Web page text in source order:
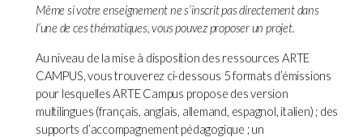
Même si votre enseignement ne s’inscrit pas directement dans
l’une de ces thématiques, vous pouvez proposer un projet.
Au niveau de la mise à disposition des ressources ARTE
CAMPUS, vous trouverez ci-dessous 5 formats d’émissions
pour lesquelles ARTE Campus propose des version
multilingues (français, anglais, allemand, espagnol, italien) ; des
supports d’accompagnement pédagogique ; un